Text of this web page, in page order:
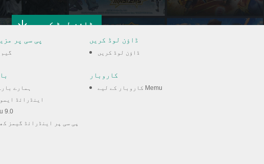
ڈاؤن لوڈ کریں
پی سی پر
گیم
ہمارے
اینڈرائڈ
9.0
پی سی پر اینڈرائڈ گیمز
ڈاؤن لوڈ کریں
ڈاؤن لوڈ کریں
کاروبار
کاروبار کے لیے Memu